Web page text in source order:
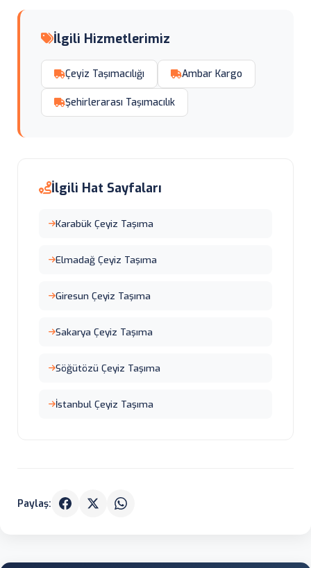
İlgili Hizmetlerimiz
Çeyiz Taşımacılığı Ambar Kargo
Şehirlerarası Taşımacılık
İlgili Hat Sayfaları
Karabük Çeyiz Taşıma
Elmadağ Çeyiz Taşıma
Giresun Çeyiz Taşıma
Sakarya Çeyiz Taşıma
Söğütözü Çeyiz Taşıma
İstanbul Çeyiz Taşıma
Paylaş: